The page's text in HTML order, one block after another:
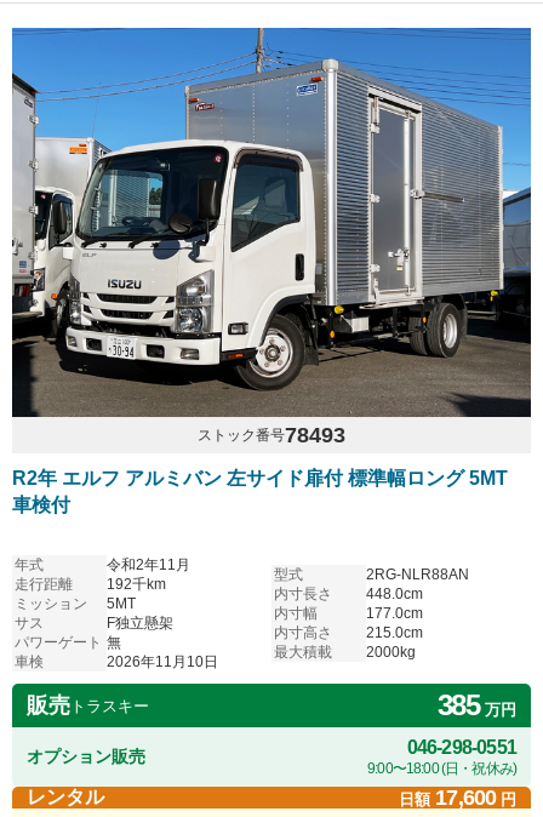
ストック番号78493
R2年 エルフ アルミバン 左サイド扉付 標準幅ロング 5MT
車検付
年式
令和2年11月
走行距離
192千km
ミッション
5MT
サス
F独立懸架
パワーゲート 無
車検
2026年11月10日
型式
2RG-NLR88AN
内寸長さ
448.0cm
内寸幅
177.0cm
内寸高さ
215.0cm
最大積載
2000kg
販売 トラスキー 385万円
オプション販売 046-298-0551
9:00〜18:00 (日・祝休み)
レンタル 日額 17,600円